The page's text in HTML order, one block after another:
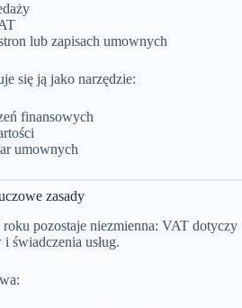
lub zapisach umownych
się ją jako narzędzie:
finansowych
umownych
zasady
pozostaje niezmienna: VAT dotyczy
świadczenia usług.